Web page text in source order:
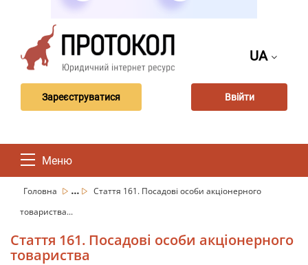
UA
Зареєструватися Ввійти
Меню
Головна ...
Стаття 161. Посадові особи акціонерного
товариства...
Стаття 161. Посадові особи акціонерного
товариства